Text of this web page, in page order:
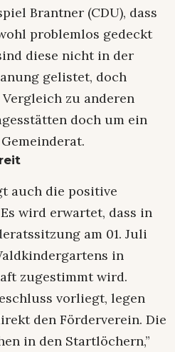
Brantner (CDU), dass
problemlos gedeckt
diese nicht in der
gelistet, doch
zu anderen
doch um ein
Gemeinderat.
auch die positive
wird erwartet, dass in
am 01. Juli
in
zugestimmt wird.
vorliegt, legen
den Förderverein. Die
in den Startlöchern,”